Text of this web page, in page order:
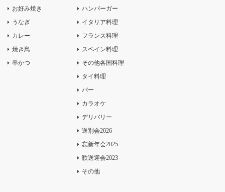
お好み焼き
うなぎ
カレー
焼き鳥
串かつ
ハンバーガー
イタリア料理
フランス料理
スペイン料理
その他各国料理
タイ料理
バー
カラオケ
デリバリー
送別会2026
忘新年会2025
歓送迎会2023
その他